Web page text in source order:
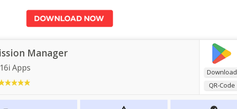
Download
QR-Code
Manager
Apps